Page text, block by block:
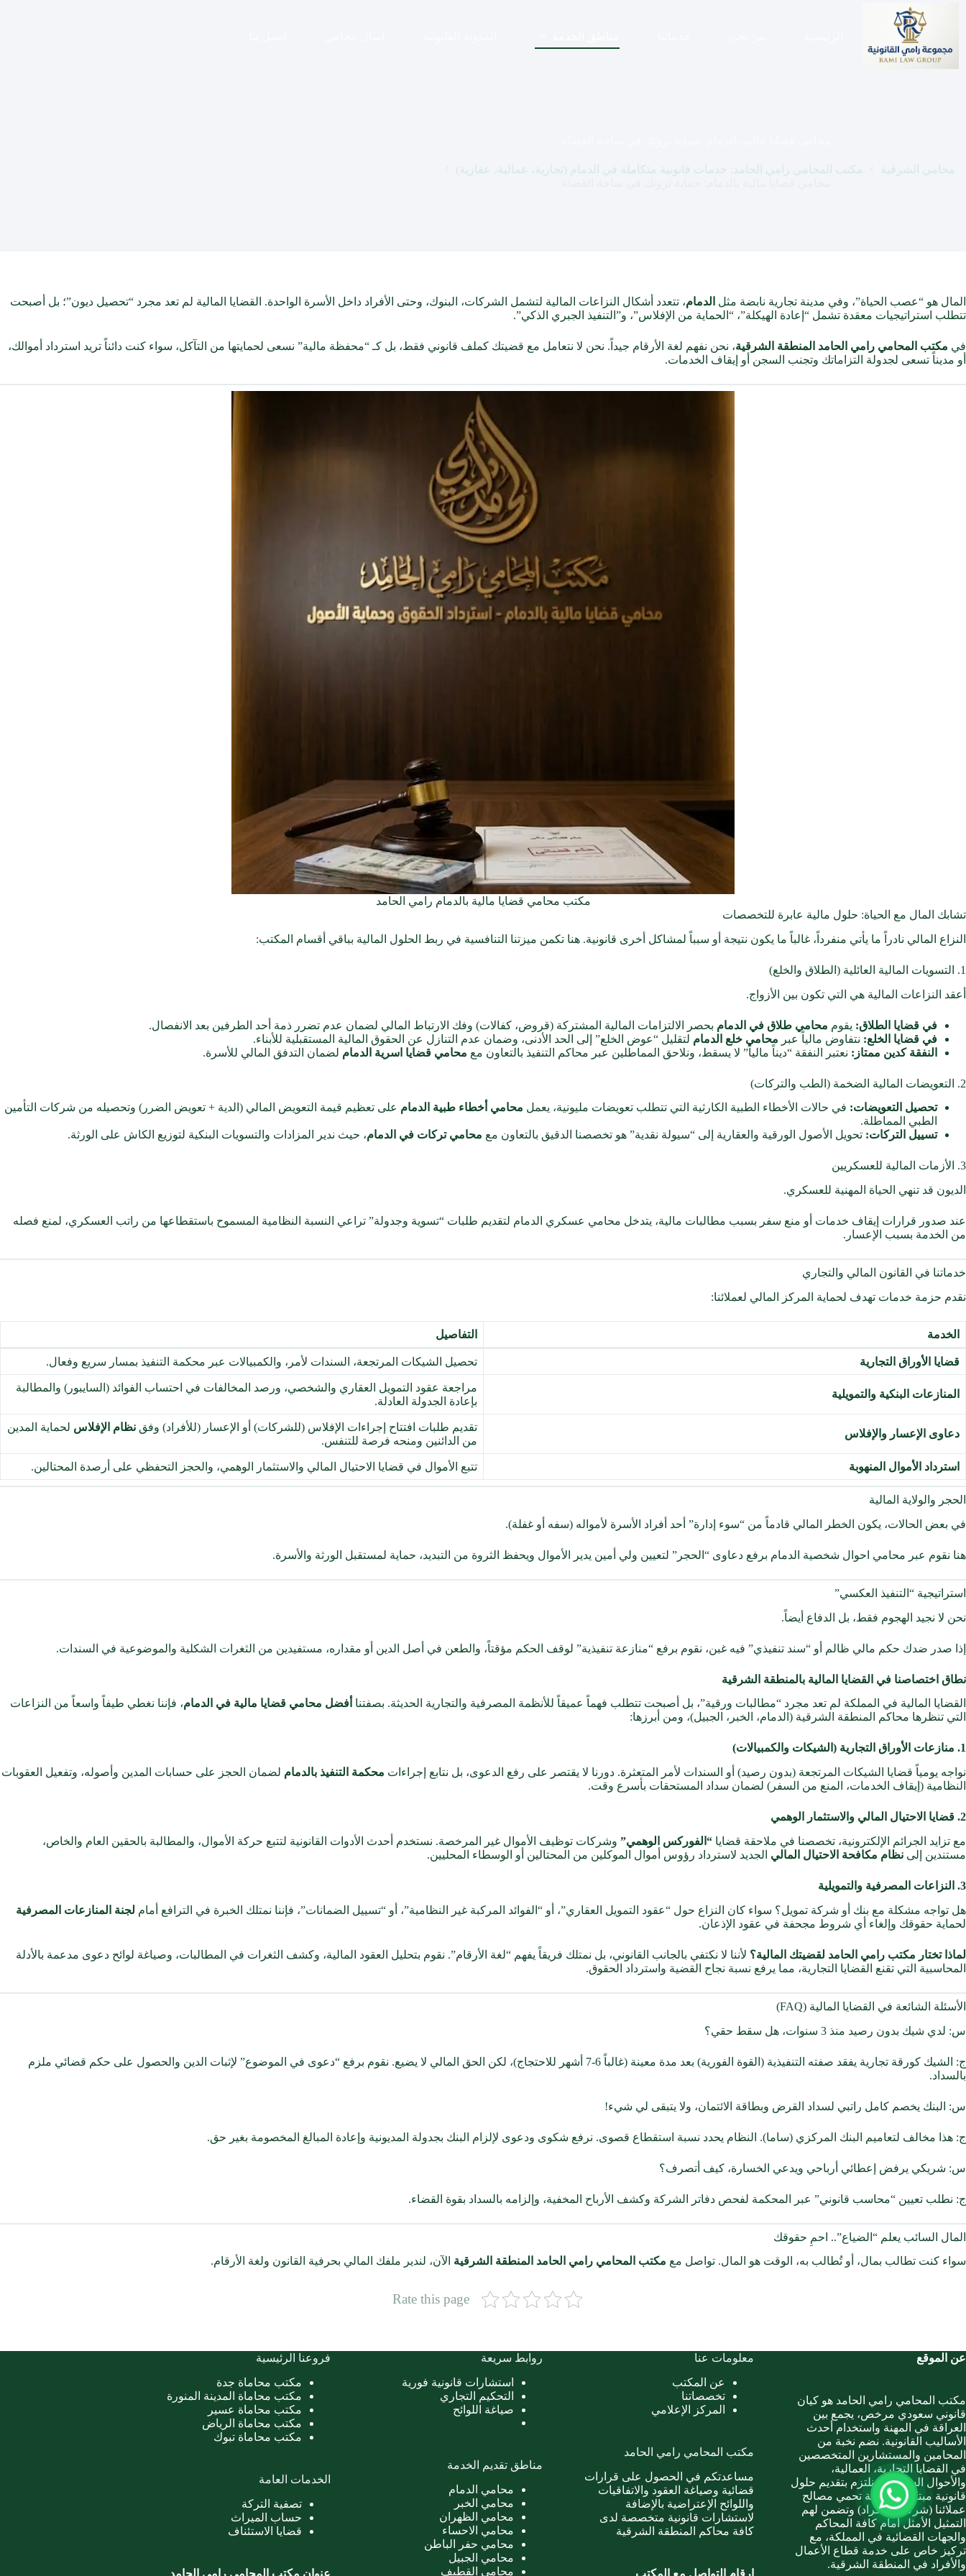
محامي الشرقية
مكتب المحامي رامي الحامد: خدمات قانونية متكاملة في الدمام (تجارية، عمالية، عقارية)
المال هو “عصب الحياة”، وفي مدينة تجارية نابضة مثل الدمام، تتعدد أشكال النزاعات المالية لتشمل الشركات، البنوك، وحتى الأفراد داخل الأسرة الواحدة. القضايا المالية لم تعد مجرد “تحصيل ديون”؛ بل أصبحت
تتطلب استراتيجيات معقدة تشمل “إعادة الهيكلة”، “الحماية من الإفلاس”، و”التنفيذ الجبري الذكي”.
في مكتب المحامي رامي الحامد المنطقة الشرقية، نحن نفهم لغة الأرقام جيداً. نحن لا نتعامل مع قضيتك كملف قانوني فقط، بل كـ “محفظة مالية” نسعى لحمايتها من التآكل، سواء كنت دائناً تريد استرداد أموالك،
أو مديناً تسعى لجدولة التزاماتك وتجنب السجن أو إيقاف الخدمات.
مكتب محامي قضايا مالية بالدمام رامي الحامد
تشابك المال مع الحياة: حلول مالية عابرة للتخصصات
النزاع المالي نادراً ما يأتي منفرداً، غالباً ما يكون نتيجة أو سبباً لمشاكل أخرى قانونية. هنا تكمن ميزتنا التنافسية في ربط الحلول المالية بباقي أقسام المكتب:
1. التسويات المالية العائلية (الطلاق والخلع)
أعقد النزاعات المالية هي التي تكون بين الأزواج.
في قضايا الطلاق: يقوم محامي طلاق في الدمام بحصر الالتزامات المالية المشتركة (قروض، كفالات) وفك الارتباط المالي لضمان عدم تضرر ذمة أحد الطرفين بعد الانفصال.
في قضايا الخلع: نتفاوض مالياً عبر محامي خلع الدمام لتقليل “عوض الخلع” إلى الحد الأدنى، وضمان عدم التنازل عن الحقوق المالية المستقبلية للأبناء.
النفقة كدين ممتاز: نعتبر النفقة “ديناً مالياً” لا يسقط، ونلاحق المماطلين عبر محاكم التنفيذ بالتعاون مع محامي قضايا اسرية الدمام لضمان التدفق المالي للأسرة.
2. التعويضات المالية الضخمة (الطب والتركات)
تحصيل التعويضات: في حالات الأخطاء الطبية الكارثية التي تتطلب تعويضات مليونية، يعمل محامي أخطاء طبية الدمام على تعظيم قيمة التعويض المالي (الدية + تعويض الضرر) وتحصيله من شركات التأمين
الطبي المماطلة.
تسييل التركات: تحويل الأصول الورقية والعقارية إلى “سيولة نقدية” هو تخصصنا الدقيق بالتعاون مع محامي تركات في الدمام، حيث ندير المزادات والتسويات البنكية لتوزيع الكاش على الورثة.
3. الأزمات المالية للعسكريين
الديون قد تنهي الحياة المهنية للعسكري.
عند صدور قرارات إيقاف خدمات أو منع سفر بسبب مطالبات مالية، يتدخل محامي عسكري الدمام لتقديم طلبات “تسوية وجدولة” تراعي النسبة النظامية المسموح باستقطاعها من راتب العسكري، لمنع فصله
من الخدمة بسبب الإعسار.
خدماتنا في القانون المالي والتجاري
نقدم حزمة خدمات تهدف لحماية المركز المالي لعملائنا:
الخدمة التفاصيل
قضايا الأوراق التجارية تحصيل الشيكات المرتجعة، السندات لأمر، والكمبيالات عبر محكمة التنفيذ بمسار سريع وفعال.
المنازعات البنكية والتمويلية
مراجعة عقود التمويل العقاري والشخصي، ورصد المخالفات في احتساب الفوائد (السايبور) والمطالبة
بإعادة الجدولة العادلة.
دعاوى الإعسار والإفلاس
تقديم طلبات افتتاح إجراءات الإفلاس (للشركات) أو الإعسار (للأفراد) وفق نظام الإفلاس لحماية المدين
من الدائنين ومنحه فرصة للتنفس.
استرداد الأموال المنهوبة تتبع الأموال في قضايا الاحتيال المالي والاستثمار الوهمي، والحجز التحفظي على أرصدة المحتالين.
الحجر والولاية المالية
في بعض الحالات، يكون الخطر المالي قادماً من “سوء إدارة” أحد أفراد الأسرة لأمواله (سفه أو غفلة).
هنا نقوم عبر محامي احوال شخصية الدمام برفع دعاوى “الحجر” لتعيين ولي أمين يدير الأموال ويحفظ الثروة من التبديد، حماية لمستقبل الورثة والأسرة.
استراتيجية “التنفيذ العكسي”
نحن لا نجيد الهجوم فقط، بل الدفاع أيضاً.
إذا صدر ضدك حكم مالي ظالم أو “سند تنفيذي” فيه غبن، نقوم برفع “منازعة تنفيذية” لوقف الحكم مؤقتاً، والطعن في أصل الدين أو مقداره، مستفيدين من الثغرات الشكلية والموضوعية في السندات.
نطاق اختصاصنا في القضايا المالية بالمنطقة الشرقية
القضايا المالية في المملكة لم تعد مجرد “مطالبات ورقية”، بل أصبحت تتطلب فهماً عميقاً للأنظمة المصرفية والتجارية الحديثة. بصفتنا أفضل محامي قضايا مالية في الدمام، فإننا نغطي طيفاً واسعاً من النزاعات
التي تنظرها محاكم المنطقة الشرقية (الدمام، الخبر، الجبيل)، ومن أبرزها:
1. منازعات الأوراق التجارية (الشيكات والكمبيالات)
نواجه يومياً قضايا الشيكات المرتجعة (بدون رصيد) أو السندات لأمر المتعثرة. دورنا لا يقتصر على رفع الدعوى، بل نتابع إجراءات محكمة التنفيذ بالدمام لضمان الحجز على حسابات المدين وأصوله، وتفعيل العقوبات
النظامية (إيقاف الخدمات، المنع من السفر) لضمان سداد المستحقات بأسرع وقت.
2. قضايا الاحتيال المالي والاستثمار الوهمي
مع تزايد الجرائم الإلكترونية، تخصصنا في ملاحقة قضايا “الفوركس الوهمي” وشركات توظيف الأموال غير المرخصة. نستخدم أحدث الأدوات القانونية لتتبع حركة الأموال، والمطالبة بالحقين العام والخاص،
مستندين إلى نظام مكافحة الاحتيال المالي الجديد لاسترداد رؤوس أموال الموكلين من المحتالين أو الوسطاء المحليين.
3. النزاعات المصرفية والتمويلية
هل تواجه مشكلة مع بنك أو شركة تمويل؟ سواء كان النزاع حول “عقود التمويل العقاري”، أو “الفوائد المركبة غير النظامية”، أو “تسييل الضمانات”، فإننا نمتلك الخبرة في الترافع أمام لجنة المنازعات المصرفية
لحماية حقوقك وإلغاء أي شروط مجحفة في عقود الإذعان.
لماذا تختار مكتب رامي الحامد لقضيتك المالية؟ لأننا لا نكتفي بالجانب القانوني، بل نمتلك فريقاً يفهم “لغة الأرقام”. نقوم بتحليل العقود المالية، وكشف الثغرات في المطالبات، وصياغة لوائح دعوى مدعمة بالأدلة
المحاسبية التي تقنع القضايا التجارية، مما يرفع نسبة نجاح القضية واسترداد الحقوق.
الأسئلة الشائعة في القضايا المالية (FAQ)
س: لدي شيك بدون رصيد منذ 3 سنوات، هل سقط حقي؟
ج: الشيك كورقة تجارية يفقد صفته التنفيذية (القوة الفورية) بعد مدة معينة (غالباً 6-7 أشهر للاحتجاج)، لكن الحق المالي لا يضيع. نقوم برفع “دعوى في الموضوع” لإثبات الدين والحصول على حكم قضائي ملزم
بالسداد.
س: البنك يخصم كامل راتبي لسداد القرض وبطاقة الائتمان، ولا يتبقى لي شيء!
ج: هذا مخالف لتعاميم البنك المركزي (ساما). النظام يحدد نسبة استقطاع قصوى. نرفع شكوى ودعوى لإلزام البنك بجدولة المديونية وإعادة المبالغ المخصومة بغير حق.
س: شريكي يرفض إعطائي أرباحي ويدعي الخسارة، كيف أتصرف؟
ج: نطلب تعيين “محاسب قانوني” عبر المحكمة لفحص دفاتر الشركة وكشف الأرباح المخفية، وإلزامه بالسداد بقوة القضاء.
المال السائب يعلم “الضياع”.. احمِ حقوقك
سواء كنت تطالب بمال، أو تُطالب به، الوقت هو المال. تواصل مع مكتب المحامي رامي الحامد المنطقة الشرقية الآن، لندير ملفك المالي بحرفية القانون ولغة الأرقام.
Rate this page
عن الموقع
مكتب المحامي رامي الحامد هو كيان
قانوني سعودي مرخص، يجمع بين
العراقة في المهنة واستخدام أحدث
الأساليب القانونية. نضم نخبة من
المحامين والمستشارين المتخصصين
في القضايا التجارية، العمالية،
والأحوال الشخصية. نلتزم بتقديم حلول
قانونية مبتكرة ودقيقة تحمي مصالح
عملائنا (شركات وأفراد) وتضمن لهم
التمثيل الأمثل أمام كافة المحاكم
والجهات القضائية في المملكة، مع
تركيز خاص على خدمة قطاع الأعمال
والأفراد في المنطقة الشرقية.
معلومات عنا
عن المكتب
تخصصاتنا
المركز الإعلامي
مكتب المحامي رامي الحامد
مساعدتكم في الحصول على قرارات
قضائية وصياغة العقود والاتفاقيات
واللوائح الإعتراضية بالإضافة
لاستشارات قانونية متخصصة لدى
كافة محاكم المنطقة الشرقية
ارقام التواصل مع المكتب
روابط سريعة
استشارات قانونية فورية
التحكيم التجاري
صياغة اللوائح
مناطق تقديم الخدمة
محامي الدمام
محامي الخبر
محامي الظهران
محامي الاحساء
محامي حفر الباطن
محامي الجبيل
محامي القطيف
فروعنا الرئيسية
مكتب محاماة جدة
مكتب محاماة المدينة المنورة
مكتب محاماة عسير
مكتب محاماة الرياض
مكتب محاماة تبوك
الخدمات العامة
تصفية التركة
حساب الميراث
قضايا الاستئناف
عنوان مكتب المحامي رامي الحامد